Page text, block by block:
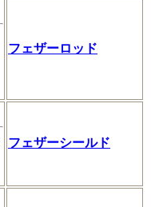
フェザーロッド
フェザーシールド